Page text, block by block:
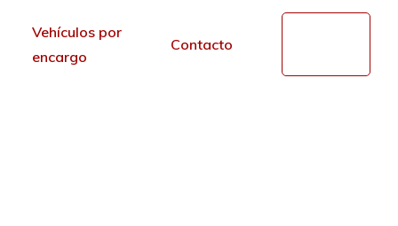
Vehículos por
encargo
Contacto